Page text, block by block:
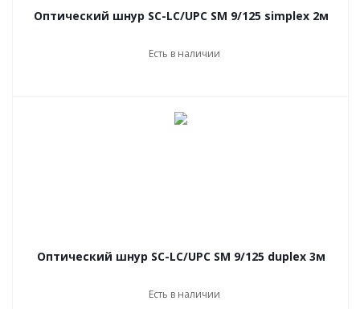
Оптический шнур SC-LC/UPC SM 9/125 simplex 2м
Есть в наличии
Оптический шнур SC-LC/UPC SM 9/125 duplex 3м
Есть в наличии